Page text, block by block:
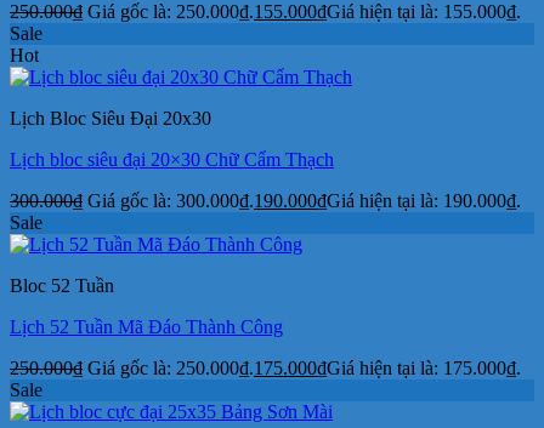
250.000₫ Giá gốc là: 250.000₫.155.000₫Giá hiện tại là: 155.000₫.
Sale
Hot
Lịch Bloc Siêu Đại 20x30
Lịch bloc siêu đại 20×30 Chữ Cẩm Thạch
300.000₫ Giá gốc là: 300.000₫.190.000₫Giá hiện tại là: 190.000₫.
Sale
Bloc 52 Tuần
Lịch 52 Tuần Mã Đáo Thành Công
250.000₫ Giá gốc là: 250.000₫.175.000₫Giá hiện tại là: 175.000₫.
Sale